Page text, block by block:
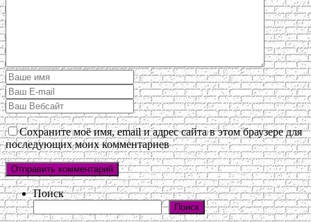
Сохраните моё имя, email и адрес сайта в этом браузере для
последующих моих комментариев
Поиск
Поиск